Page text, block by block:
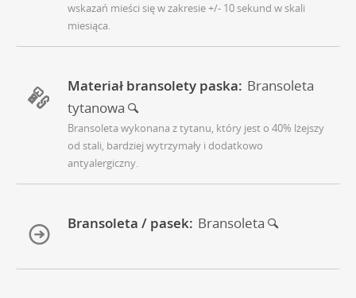
wskazań mieści się w zakresie +/- 10 sekund w skali
miesiąca.
Materiał bransolety paska: Bransoleta
tytanowa
Bransoleta wykonana z tytanu, który jest o 40% lżejszy
od stali, bardziej wytrzymały i dodatkowo
antyalergiczny.
Bransoleta / pasek: Bransoleta